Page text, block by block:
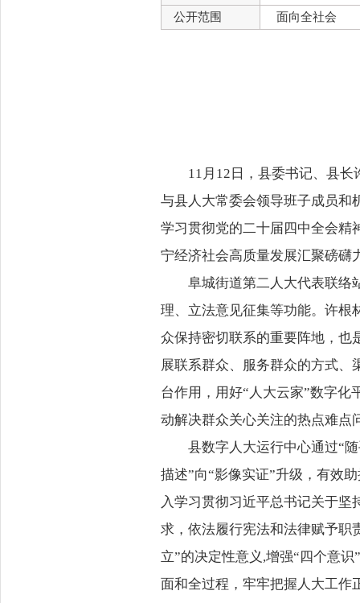
公开范围
面向全社会
11月12日，县委书记、县
与县人大常委会领导班子成员和
学习贯彻党的二十届四中全会精
宁经济社会高质量发展汇聚磅礴
阜城街道第二人大代表联络
理、立法意见征集等功能。许根
众保持密切联系的重要阵地，也
展联系群众、服务群众的方式、
台作用，用好“人大云家”数字
动解决群众关心关注的热点难点
县数字人大运行中心通过“
描述”向“影像实证”升级，有效
入学习贯彻习近平总书记关于
求，依法履行宪法和法律赋予职
立”的决定性意义,增强“四个意
面和全过程，牢牢把握人大工作